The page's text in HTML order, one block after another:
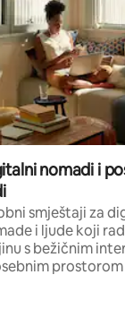
nomadi i
smještaji za
i ljude koji
s bežičnim
prostorom